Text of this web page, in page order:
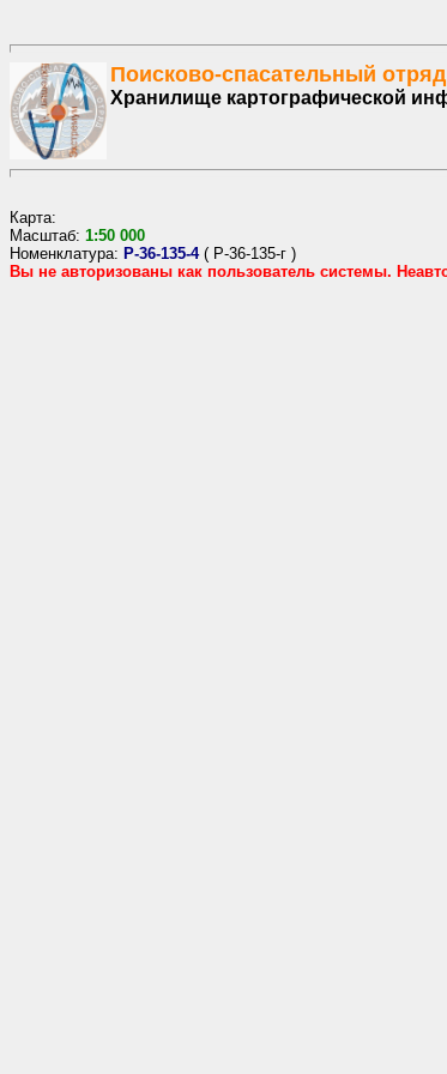
Поисково-спасательный
Хранилище картографической
Карта:
Масштаб: 1:50 000
Номенклатура: P-36-135-4( P-36-135-г )
Вы не авторизованы как пользователь системы.